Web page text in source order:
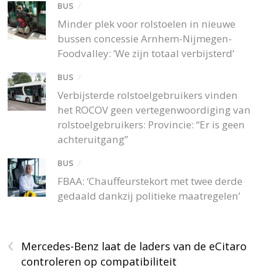
BUS /
Minder plek voor rolstoelen in nieuwe
bussen concessie Arnhem-Nijmegen-
Foodvalley: ‘We zijn totaal verbijsterd’
BUS /
Verbijsterde rolstoelgebruikers vinden
het ROCOV geen vertegenwoordiging van
rolstoelgebruikers: Provincie: “Er is geen
achteruitgang”
BUS /
FBAA: ‘Chauffeurstekort met twee derde
gedaald dankzij politieke maatregelen’
‹
Mercedes-Benz laat de laders van de eCitaro
controleren op compatibiliteit